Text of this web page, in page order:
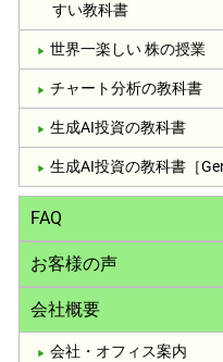
すい教科書
世界一楽しい 株の授業
チャート分析の教科書
生成AI投資の教科書
生成AI投資の教科書［
FAQ
お客様の声
会社概要
会社・オフィス案内